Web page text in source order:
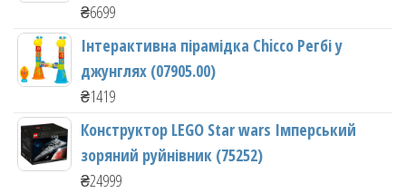
₴6699
Інтерактивна пірамідка Chicco Регбі у
джунглях (07905.00)
₴1419
Конструктор LEGO Star wars Імперський
зоряний руйнівник (75252)
₴24999